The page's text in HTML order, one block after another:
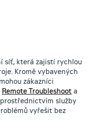
síť, která zajistí rychlou
Kromě vybavených
zákazníci
Remote Troubleshoot a
služby
vyřešit bez